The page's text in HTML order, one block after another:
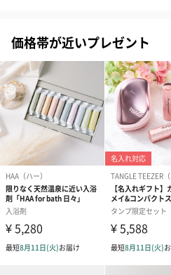
※9-15時にご注文いただく場合、最
シーズンブーケ（ひま
わり）（1,880円）
ブーケ
ーン）（
ドライフラワー・プリザーブド
価格帯が近いプレゼント